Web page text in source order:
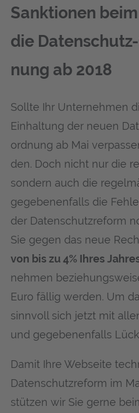
Sank­tio­nen
die
nung ab 2018
Soll­te Ihr Unter­neh­men
Ein­hal­tung der neu­en
ord­nung ab Mai
den. Doch nicht nur die
son­dern auch die
gege­be­nen­falls die
der Daten­schutz­re­form
Sie gegen das neue
von bis zu 4% Ihres
neh­men
Euro fäl­lig wer­den. Um
sinn­voll sich jetzt mit
und gege­be­nen­falls
Damit Ihre Web­sei­te
Daten­schutz­re­form im
stüt­zen wir Sie ger­ne